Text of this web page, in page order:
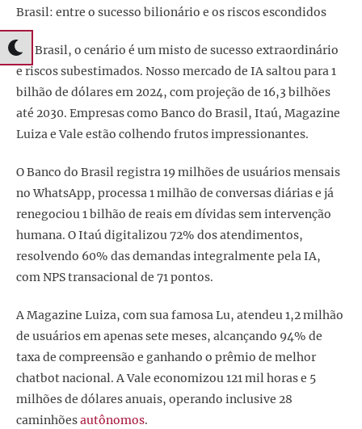
Brasil: entre o sucesso bilionário e os riscos escondidos
No Brasil, o cenário é um misto de sucesso extraordinário
e riscos subestimados. Nosso mercado de IA saltou para 1
bilhão de dólares em 2024, com projeção de 16,3 bilhões
até 2030. Empresas como Banco do Brasil, Itaú, Magazine
Luiza e Vale estão colhendo frutos impressionantes.
O Banco do Brasil registra 19 milhões de usuários mensais
no WhatsApp, processa 1 milhão de conversas diárias e já
renegociou 1 bilhão de reais em dívidas sem intervenção
humana. O Itaú digitalizou 72% dos atendimentos,
resolvendo 60% das demandas integralmente pela IA,
com NPS transacional de 71 pontos.
A Magazine Luiza, com sua famosa Lu, atendeu 1,2 milhão
de usuários em apenas sete meses, alcançando 94% de
taxa de compreensão e ganhando o prêmio de melhor
chatbot nacional. A Vale economizou 121 mil horas e 5
milhões de dólares anuais, operando inclusive 28
caminhõesautônomos.